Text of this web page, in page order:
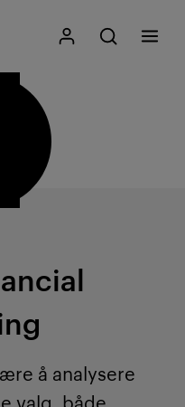
Mitt Kristiania
Åpne søk
Søk
Meny
å analysere
valg, både